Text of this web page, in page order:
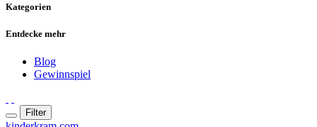
Kategorien
Entdecke mehr
Blog
Gewinnspiel
Filter